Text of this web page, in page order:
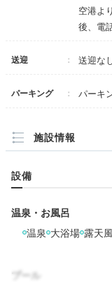
空港よ
後、電
送迎 送迎な
パーキング パーキ
施設情報
設備
温泉・お風呂
温泉 大浴場 露天
プール